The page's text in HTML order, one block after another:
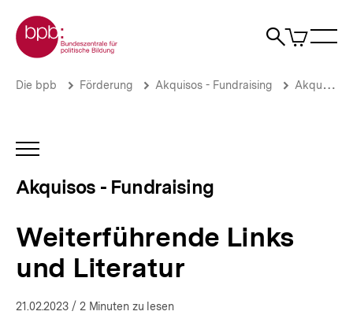
zum
Seiteninhalt
springen
Zur Startseite der bpb
Suche
Artikel
im
Weiterführende
Fördermittel
Fundraising
politische
Brotkrümelnavigation
Pfadnavigation
Die bpb Förderung Akquisos - Fundraising Akquisos Wissen
INHALTSNAVIGATION
Akquisos - Fundraising
Weiterführende Links
und Literatur
21.02.2023 / 2 Minuten zu lesen